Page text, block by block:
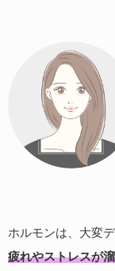
ホルモンは、大変
疲れやストレスが